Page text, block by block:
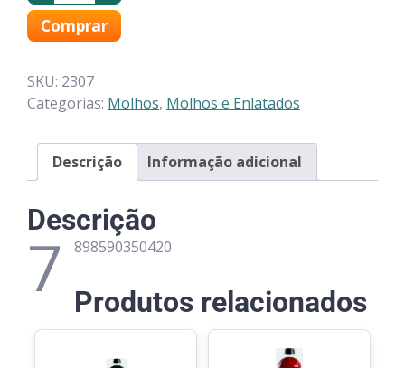
Comprar
SKU: 2307
Categorias: Molhos, Molhos e Enlatados
Descrição Informação adicional
Descrição
7 898590350420
Produtos relacionados